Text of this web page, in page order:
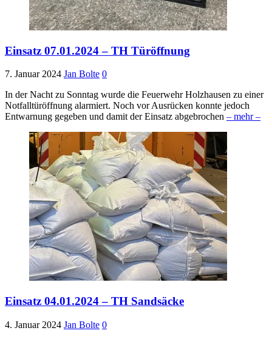
Einsatz 07.01.2024 – TH Türöffnung
7. Januar 2024 Jan Bolte 0
In der Nacht zu Sonntag wurde die Feuerwehr Holzhausen zu einer
Notfalltüröffnung alarmiert. Noch vor Ausrücken konnte jedoch
Entwarnung gegeben und damit der Einsatz abgebrochen – mehr –
Einsatz 04.01.2024 – TH Sandsäcke
4. Januar 2024 Jan Bolte 0